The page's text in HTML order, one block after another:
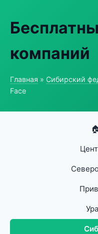
компаний
Главная » Сибирский
Face